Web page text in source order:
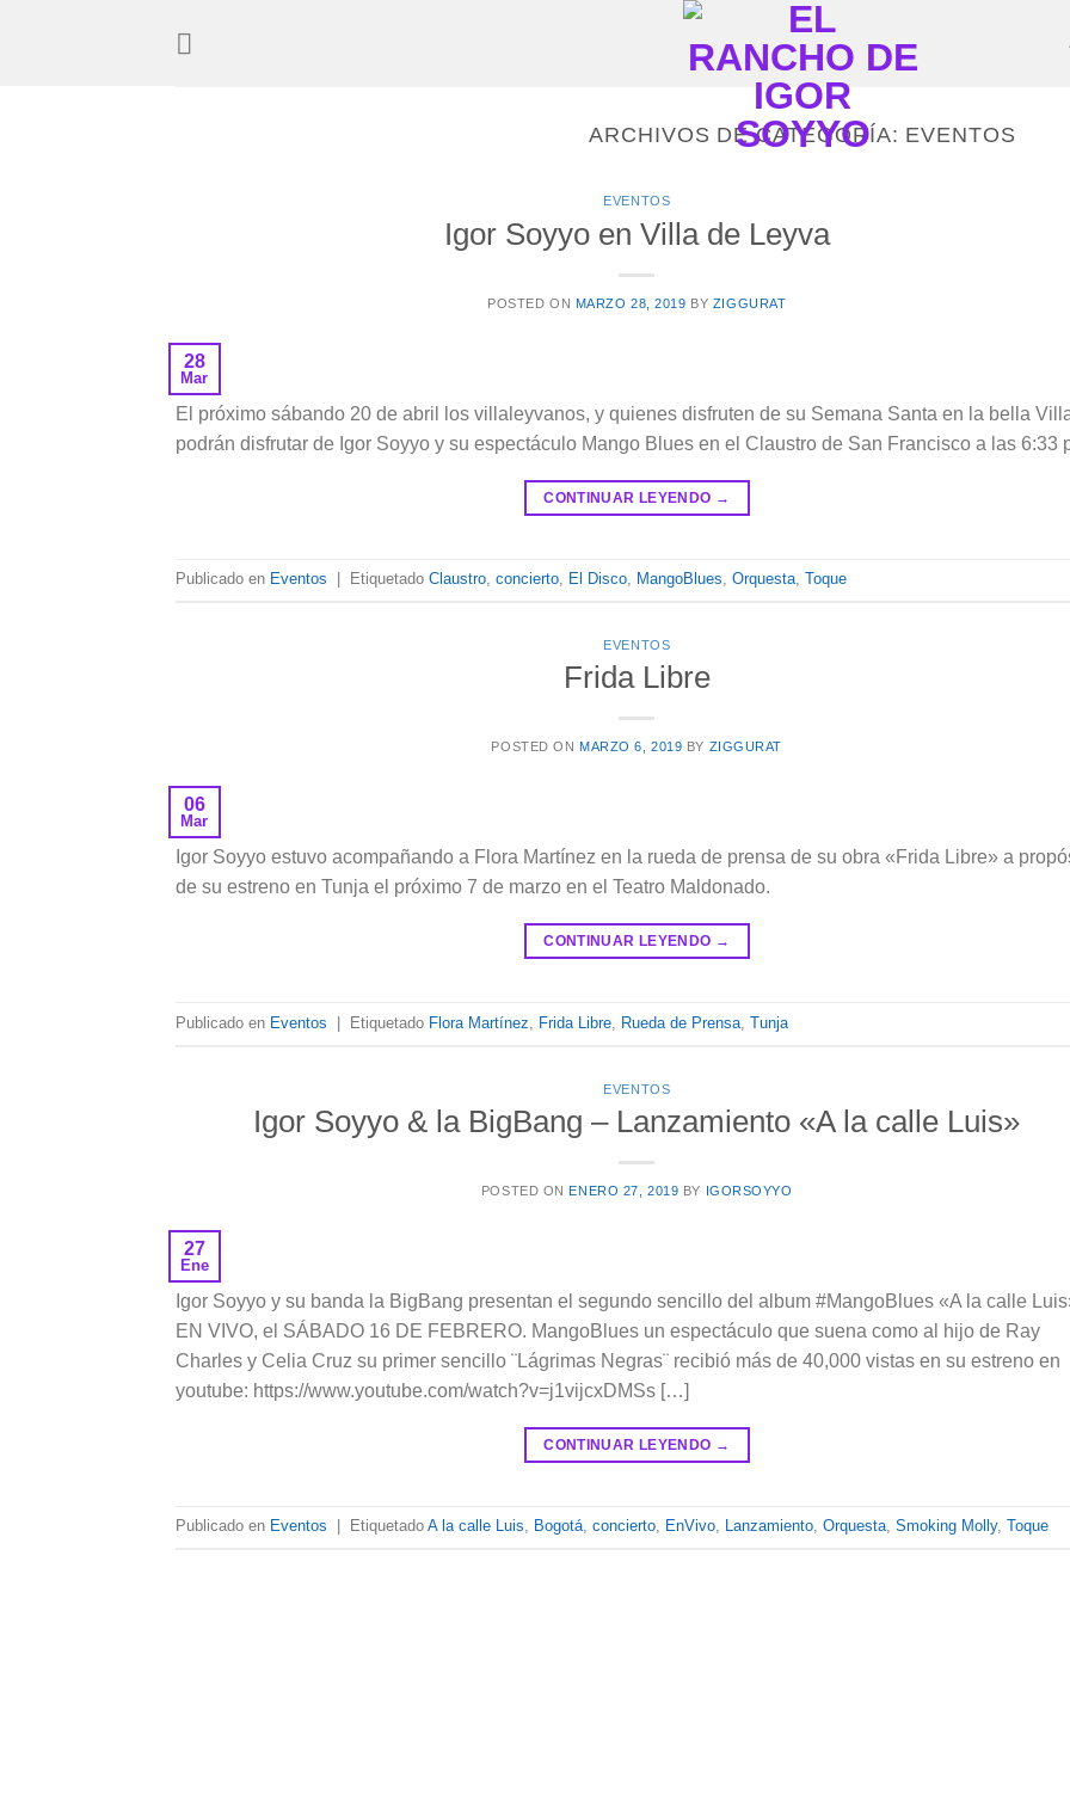
ARCHIVOS DE CATEGORÍA: EVENTOS
EVENTOS
Igor Soyyo en Villa de Leyva
POSTED ON MARZO 28, 2019 BY ZIGGURAT
28
Mar
El próximo sábando 20 de abril los villaleyvanos, y quienes disfruten de su Semana Santa en la bella
podrán disfrutar de Igor Soyyo y su espectáculo Mango Blues en el Claustro de San Francisco a las 6:33
CONTINUAR LEYENDO →
Publicado en Eventos Etiquetado Claustro, concierto, El Disco, MangoBlues, Orquesta, Toque
EVENTOS
Frida Libre
POSTED ON MARZO 6, 2019 BY ZIGGURAT
06
Mar
Igor Soyyo estuvo acompañando a Flora Martínez en la rueda de prensa de su obra «Frida Libre» a
de su estreno en Tunja el próximo 7 de marzo en el Teatro Maldonado.
CONTINUAR LEYENDO →
Publicado en Eventos Etiquetado Flora Martínez Frida Libre Rueda de Prensa Tunja
EVENTOS
Igor Soyyo & la BigBang – Lanzamiento «A la calle Luis»
POSTED ON ENERO 27, 2019 BY IGORSOYYO
27
Ene
Igor Soyyo y su banda la BigBang presentan el segundo sencillo del album #MangoBlues «A la calle
EN VIVO, el SÁBADO 16 DE FEBRERO. MangoBlues un espectáculo que suena como al hijo de Ray
Charles y Celia Cruz su primer sencillo ¨Lágrimas Negras¨ recibió más de 40,000 vistas en su estreno en
youtube: https://www.youtube.com/watch?v=j1vijcxDMSs […]
CONTINUAR LEYENDO →
Publicado en Eventos Etiquetado A la calle Luis, Bogotá, concierto, EnVivo, Lanzamiento, Orquesta, Smoking Molly, Toque